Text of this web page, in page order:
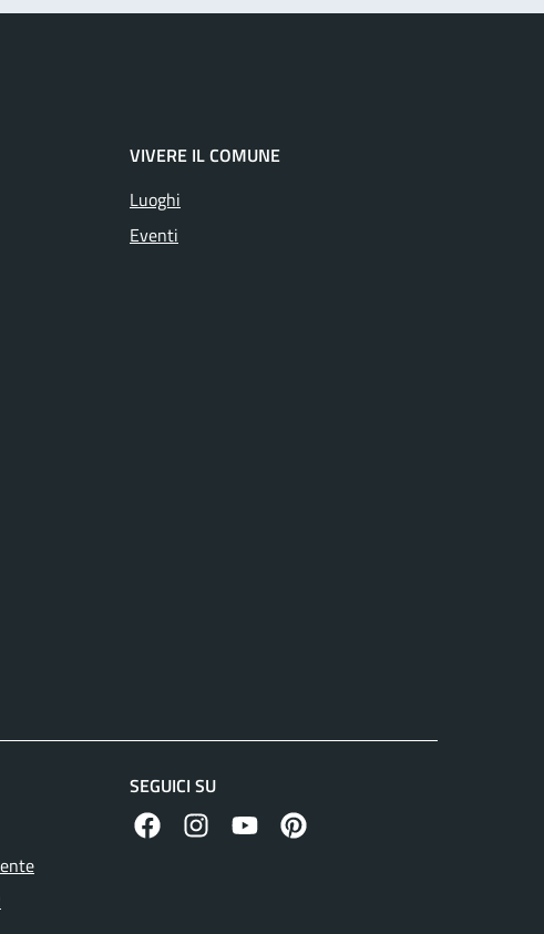
VIVERE IL COMUNE
Luoghi
Eventi
SEGUICI SU
facebook instagramcanale youtube
pinterest